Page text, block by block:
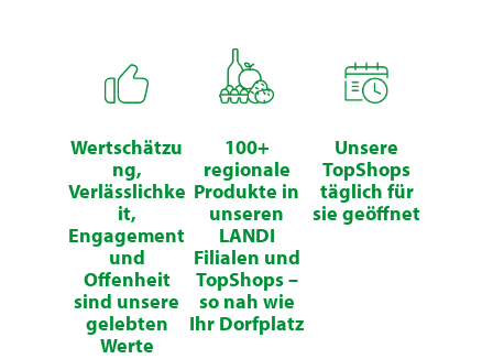
Wertschätzu
ng,
Verlässlichke
it,
Engagement
und
Offenheit
sind unsere
gelebten
Werte
100+
regionale
Produkte in
unseren
LANDI
Filialen und
TopShops –
so nah wie
Ihr Dorfplatz
Unsere
TopShops
täglich für
sie geöffnet